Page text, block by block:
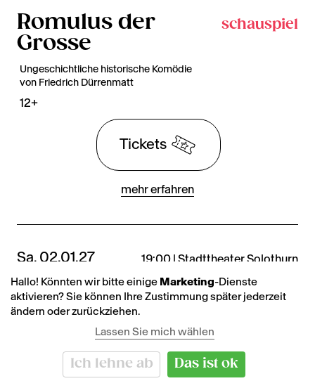
Romulus der
Grosse
schauspiel
Ungeschichtliche historische Komödie
von Friedrich Dürrenmatt
12+
Tickets
mehr erfahren
Sa. 02.01.27 19:00 | Stadttheater Solothurn
Derniere
Romulus der
Ungeschichtliche historische Komödie
Hallo! Könnten wir bitte einige Marketing-Dienste
aktivieren? Sie können Ihre Zustimmung später jederzeit
ändern oder zurückziehen.
Lassen Sie mich wählen
Ich lehne ab Das ist ok